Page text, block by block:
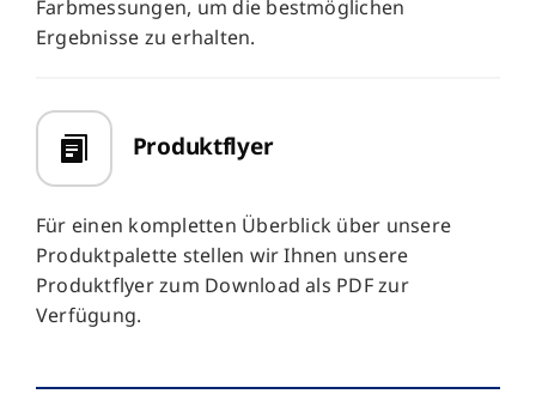
Farbmessungen, um die bestmöglichen
Ergebnisse zu erhalten.
Produktflyer
Für einen kompletten Überblick über unsere
Produktpalette stellen wir Ihnen unsere
Produktflyer zum Download als PDF zur
Verfügung.